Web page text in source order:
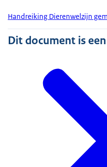
Handreiking Dierenwelzijn
Dit document is